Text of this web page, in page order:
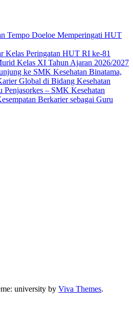
Tempo Doeloe Memperingati HUT
Kelas Peringatan HUT RI ke-81
Kelas XI Tahun Ajaran 2026/2027
ke SMK Kesehatan Binatama,
Global di Bidang Kesehatan
– SMK Kesehatan
Berkarier sebagai Guru
university by Viva Themes.